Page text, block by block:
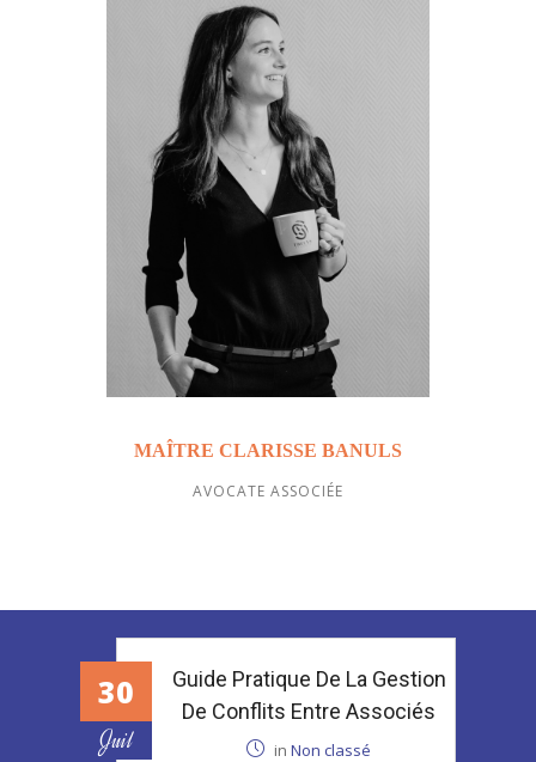
MAÎTRE CLARISSE BANULS
AVOCATE ASSOCIÉE
30
Juil
Guide Pratique De La Gestion
De Conflits Entre Associés
in Non classé